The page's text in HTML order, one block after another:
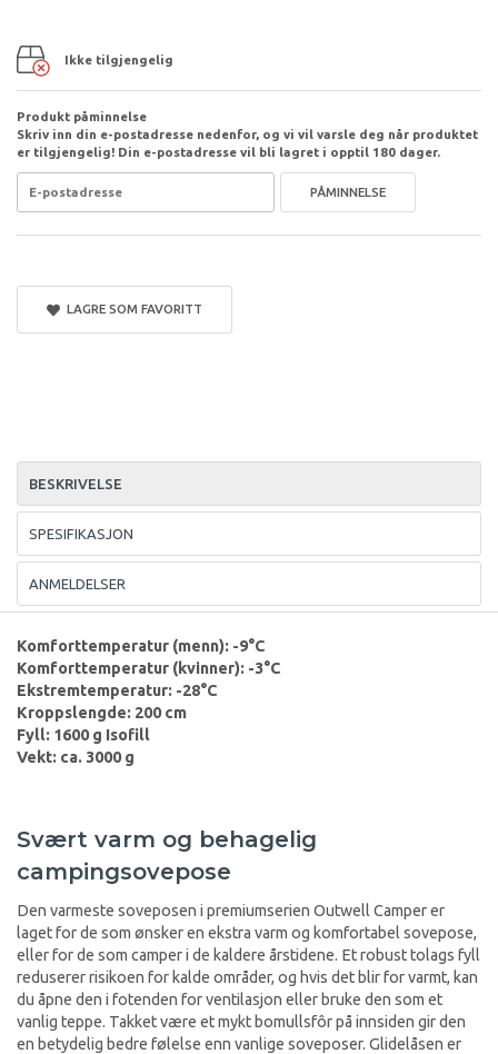
Ikke tilgjengelig
Produkt påminnelse
Skriv inn din e-postadresse nedenfor, og vi vil varsle deg når produktet
er tilgjengelig! Din e-postadresse vil bli lagret i opptil 180 dager.
PÅMINNELSE
LAGRE SOM FAVORITT
BESKRIVELSE
SPESIFIKASJON
ANMELDELSER
Komforttemperatur (menn): -9°C
Komforttemperatur (kvinner): -3°C
Ekstremtemperatur: -28°C
Kroppslengde: 200 cm
Fyll: 1600 g Isofill
Vekt: ca. 3000 g
Svært varm og behagelig
campingsovepose
Den varmeste soveposen i premiumserien Outwell Camper er
laget for de som ønsker en ekstra varm og komfortabel sovepose,
eller for de som camper i de kaldere årstidene. Et robust tolags fyll
reduserer risikoen for kalde områder, og hvis det blir for varmt, kan
du åpne den i fotenden for ventilasjon eller bruke den som et
vanlig teppe. Takket være et mykt bomullsfôr på innsiden gir den
en betydelig bedre følelse enn vanlige soveposer. Glidelåsen er